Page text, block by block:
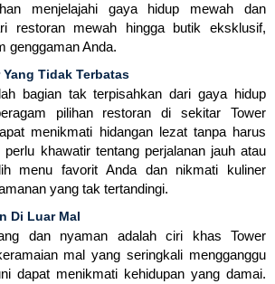
menjelajahi gaya hidup mewah dan
restoran mewah hingga butik eksklusif,
genggaman Anda.
Tidak Terbatas
bagian tak terpisahkan dari gaya hidup
pilihan restoran di sekitar Tower
menikmati hidangan lezat tanpa harus
perlu khawatir tentang perjalanan jauh atau
menu favorit Anda dan nikmati kuliner
yang tak tertandingi.
Di Luar Mal
dan nyaman adalah ciri khas Tower
mal yang seringkali mengganggu
dapat menikmati kehidupan yang damai.